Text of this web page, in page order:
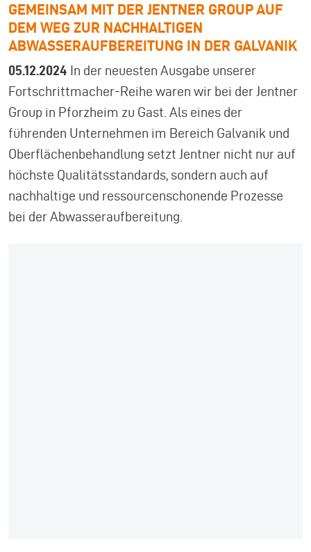
GEMEINSAM MIT DER JENTNER GROUP AUF
DEM WEG ZUR NACHHALTIGEN
ABWASSERAUFBEREITUNG IN DER GALVANIK
05.12.2024 In der neuesten Ausgabe unserer
Fortschrittmacher-Reihe waren wir bei der Jentner
Group in Pforzheim zu Gast. Als eines der
führenden Unternehmen im Bereich Galvanik und
Oberflächenbehandlung setzt Jentner nicht nur auf
höchste Qualitätsstandards, sondern auch auf
nachhaltige und ressourcenschonende Prozesse
bei der Abwasseraufbereitung.